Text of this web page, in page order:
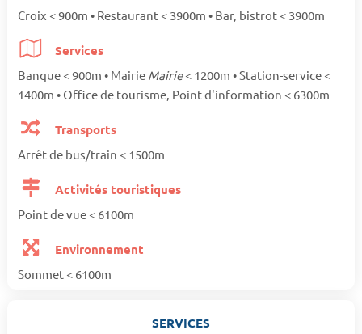
Croix < 900m • Restaurant < 3900m • Bar, bistrot < 3900m
Services
Banque < 900m • Mairie Mairie< 1200m • Station-service <
1400m • Office de tourisme, Point d'information < 6300m
Transports
Arrêt de bus/train < 1500m
Activités touristiques
Point de vue < 6100m
Environnement
Sommet < 6100m
SERVICES